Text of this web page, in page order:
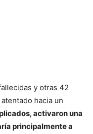
y otras 42
hacia un
activaron una
principalmente a